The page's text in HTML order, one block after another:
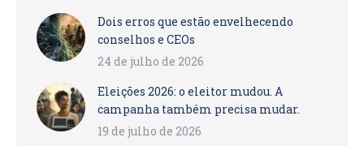
Dois erros que estão envelhecendo
conselhos e CEOs
24 de julho de 2026
Eleições 2026: o eleitor mudou. A
campanha também precisa mudar.
19 de julho de 2026